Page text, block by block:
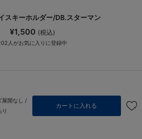
スキーホルダー/DB.スターマン
¥1,500 (税込)
人がお気に入りに登録中
展開なし /
カートに入れる